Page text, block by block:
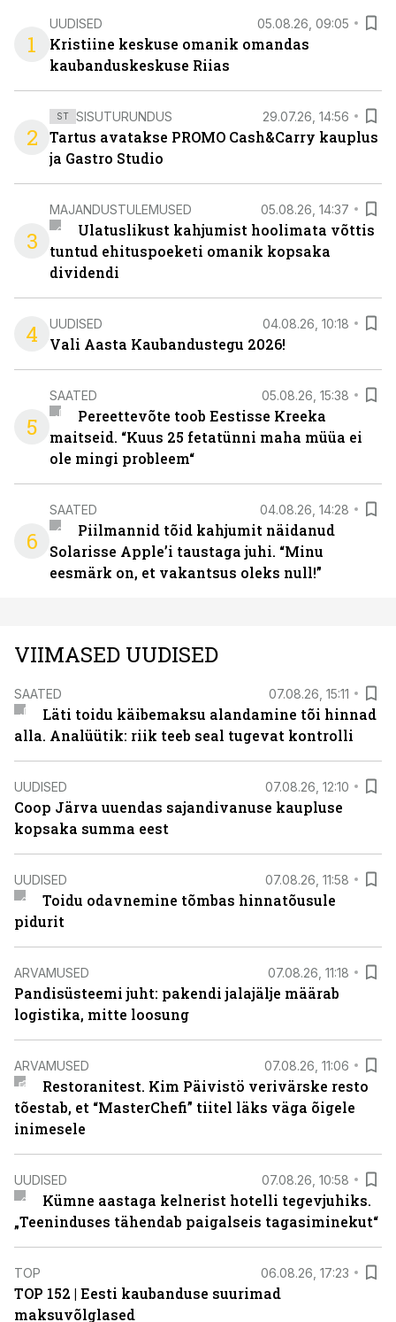
1
UUDISED 05.08.26, 09:05
Kristiine keskuse omanik omandas
kaubanduskeskuse Riias
2
ST SISUTURUNDUS 29.07.26, 14:56
Tartus avatakse PROMO Cash&Carry kauplus
ja Gastro Studio
3
MAJANDUSTULEMUSED 05.08.26, 14:37
Ulatuslikust kahjumist hoolimata võttis
tuntud ehituspoeketi omanik kopsaka
dividendi
4 UUDISED 04.08.26, 10:18
Vali Aasta Kaubandustegu 2026!
5
SAATED 05.08.26, 15:38
Pereettevõte toob Eestisse Kreeka
maitseid. “Kuus 25 fetatünni maha müüa ei
ole mingi probleem“
6
SAATED 04.08.26, 14:28
Piilmannid tõid kahjumit näidanud
Solarisse Apple’i taustaga juhi. “Minu
eesmärk on, et vakantsus oleks null!”
VIIMASED UUDISED
SAATED 07.08.26, 15:11
Läti toidu käibemaksu alandamine tõi hinnad
alla. Analüütik: riik teeb seal tugevat kontrolli
UUDISED 07.08.26, 12:10
Coop Järva uuendas sajandivanuse kaupluse
kopsaka summa eest
UUDISED 07.08.26, 11:58
Toidu odavnemine tõmbas hinnatõusule
pidurit
ARVAMUSED 07.08.26, 11:18
Pandisüsteemi juht: pakendi jalajälje määrab
logistika, mitte loosung
ARVAMUSED 07.08.26, 11:06
Restoranitest. Kim Päivistö verivärske resto
tõestab, et “MasterChefi” tiitel läks väga õigele
inimesele
UUDISED 07.08.26, 10:58
Kümne aastaga kelnerist hotelli tegevjuhiks.
„Teeninduses tähendab paigalseis tagasiminekut“
TOP 06.08.26, 17:23
TOP 152 | Eesti kaubanduse suurimad
maksuvõlglased